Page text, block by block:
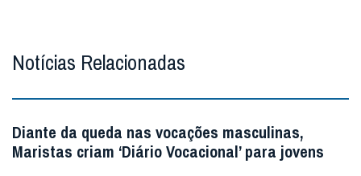
Notícias Relacionadas
Diante da queda nas vocações masculinas,
Maristas criam ‘Diário Vocacional’ para jovens